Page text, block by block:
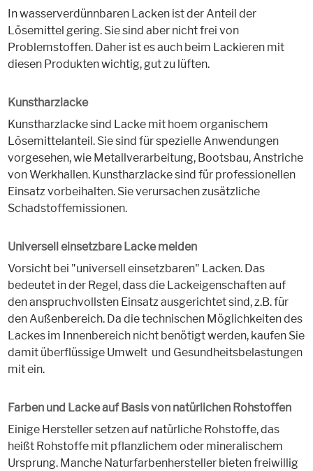
In wasserverdünnbaren Lacken ist der Anteil der
Lösemittel gering. Sie sind aber nicht frei von
Problemstoffen. Daher ist es auch beim Lackieren mit
diesen Produkten wichtig, gut zu lüften.
Kunstharzlacke
Kunstharzlacke sind Lacke mit hoem organischem
Lösemittelanteil. Sie sind für spezielle Anwendungen
vorgesehen, wie Metallverarbeitung, Bootsbau, Anstriche
von Werkhallen. Kunstharzlacke sind für professionellen
Einsatz vorbeihalten. Sie verursachen zusätzliche
Schadstoffemissionen.
Universell einsetzbare Lacke meiden
Vorsicht bei "universell einsetzbaren" Lacken. Das
bedeutet in der Regel, dass die Lackeigenschaften auf
den anspruchvollsten Einsatz ausgerichtet sind, z.B. für
den Außenbereich. Da die technischen Möglichkeiten des
Lackes im Innenbereich nicht benötigt werden, kaufen Sie
damit überflüssige Umwelt und Gesundheitsbelastungen
mit ein.
Farben und Lacke auf Basis von natürlichen Rohstoffen
Einige Hersteller setzen auf natürliche Rohstoffe, das
heißt Rohstoffe mit pflanzlichem oder mineralischem
Ursprung. Manche Naturfarbenhersteller bieten freiwillig